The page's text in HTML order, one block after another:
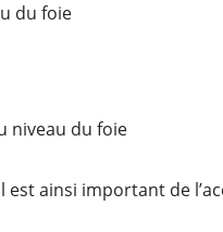
du foie
niveau du foie
ainsi important de